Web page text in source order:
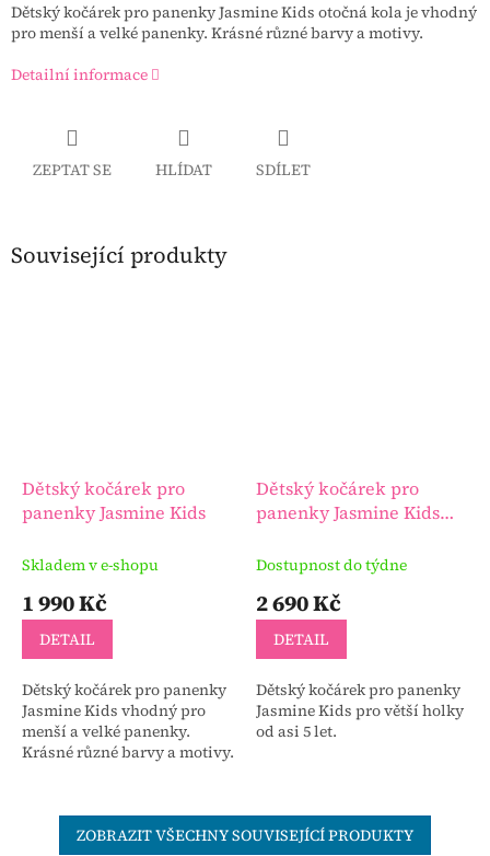
Dětský kočárek pro panenky Jasmine Kids otočná kola je vhodný
pro menší a velké panenky. Krásné různé barvy a motivy.
Detailní informace
ZEPTAT SE HLÍDAT SDÍLET
Související produkty
Dětský kočárek pro
panenky Jasmine Kids
Skladem v e-shopu
1 990 Kč
DETAIL
Dětský kočárek pro panenky
Jasmine Kids vhodný pro
menší a velké panenky.
Krásné různé barvy a motivy.
Dětský kočárek pro
panenky Jasmine Kids
Dostupnost do týdne
2 690 Kč
DETAIL
Dětský kočárek pro panenky
Jasmine Kids pro větší holky
od asi 5 let.
ZOBRAZIT VŠECHNY SOUVISEJÍCÍ PRODUKTY